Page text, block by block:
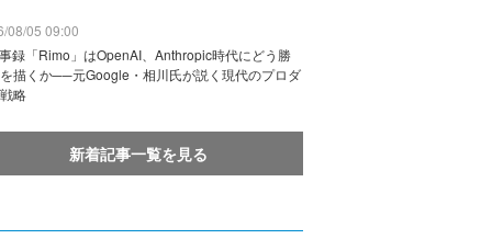
08/05 09:00
録「Rimo」はOpenAI、Anthropic時代にどう勝
描くか──元Google・相川氏が説く現代のプロダ
略
新着記事一覧を見る